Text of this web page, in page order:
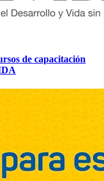
de capacitación